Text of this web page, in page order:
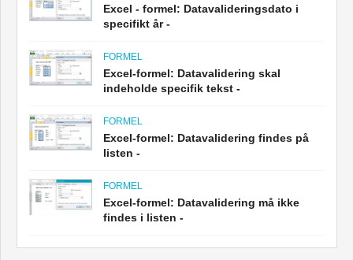
Excel - formel: Datavalideringsdato i
specifikt år -
FORMEL
Excel-formel: Datavalidering skal
indeholde specifik tekst -
FORMEL
Excel-formel: Datavalidering findes på
listen -
FORMEL
Excel-formel: Datavalidering må ikke
findes i listen -